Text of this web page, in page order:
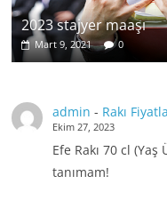
2023 stajyer maaşı
Mart 9, 2021 0
admin - Rakı
Ekim 27, 2023
Efe Rakı 70 cl
tanımam!